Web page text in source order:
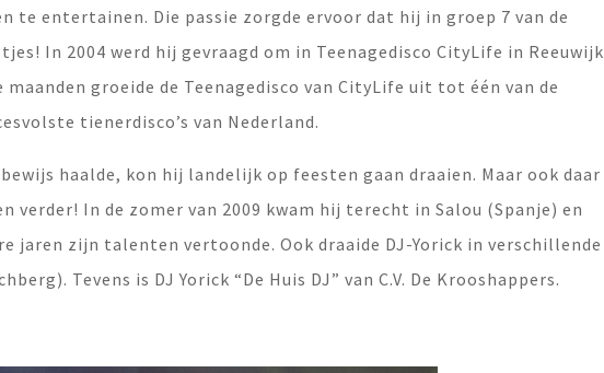
te entertainen. Die passie zorgde ervoor dat hij in groep 7 van de
In 2004 werd hij gevraagd om in Teenagedisco CityLife in Reeuwijk
groeide de Teenagedisco van CityLife uit tot één van de
tienerdisco’s van Nederland.
haalde, kon hij landelijk op feesten gaan draaien. Maar ook daar
verder! In de zomer van 2009 kwam hij terecht in Salou (Spanje) en
jaren zijn talenten vertoonde. Ook draaide DJ-Yorick in verschillende
Tevens is DJ Yorick “De Huis DJ” van C.V. De Krooshappers.